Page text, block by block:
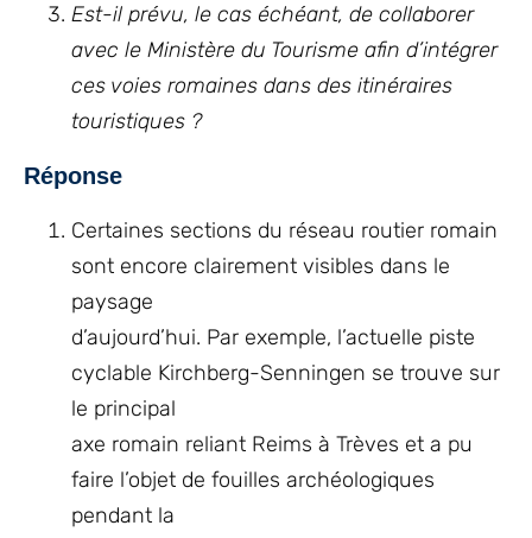
Est-il prévu, le cas échéant, de collaborer
avec le Ministère du Tourisme afin d’intégrer
ces voies romaines dans des itinéraires
touristiques ?
Réponse
Certaines sections du réseau routier romain
sont encore clairement visibles dans le
paysage
d’aujourd’hui. Par exemple, l’actuelle piste
cyclable Kirchberg-Senningen se trouve sur
le principal
axe romain reliant Reims à Trèves et a pu
faire l’objet de fouilles archéologiques
pendant la